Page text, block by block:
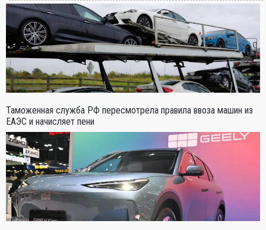
Таможенная служба РФ пересмотрела правила ввоза машин из
ЕАЭС и начисляет пени